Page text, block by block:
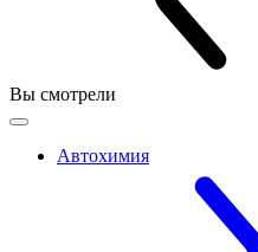
Вы смотрели
Автохимия